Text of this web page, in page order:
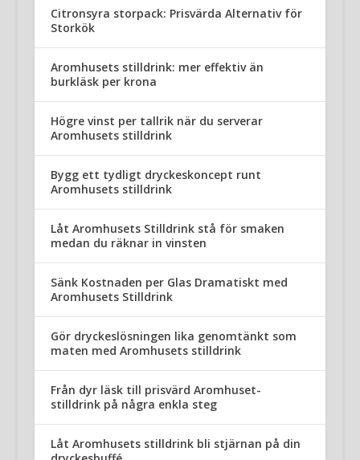
Citronsyra storpack: Prisvärda Alternativ för
Storkök
Aromhusets stilldrink: mer effektiv än
burkläsk per krona
Högre vinst per tallrik när du serverar
Aromhusets stilldrink
Bygg ett tydligt dryckeskoncept runt
Aromhusets stilldrink
Låt Aromhusets Stilldrink stå för smaken
medan du räknar in vinsten
Sänk Kostnaden per Glas Dramatiskt med
Aromhusets Stilldrink
Gör dryckeslösningen lika genomtänkt som
maten med Aromhusets stilldrink
Från dyr läsk till prisvärd Aromhuset-
stilldrink på några enkla steg
Låt Aromhusets stilldrink bli stjärnan på din